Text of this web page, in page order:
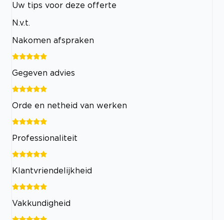
Uw tips voor deze offerte
N.v.t.
Nakomen afspraken
Gegeven advies
Orde en netheid van werken
Professionaliteit
Klantvriendelijkheid
Vakkundigheid